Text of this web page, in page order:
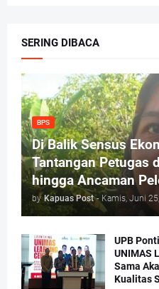
SERING DIBACA
BPS
Di Balik Sensus
Tantangan Petugas
hingga Ancaman
by Kapuas Post - Kamis, Juni
UPB
UNIMAS
Sama
Kualitas